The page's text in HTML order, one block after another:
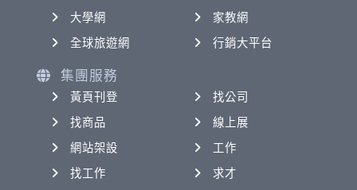
大學網
家教網
全球旅遊網
行銷大平台
集團服務
黃頁刊登
找公司
找商品
線上展
網站架設
工作
找工作
求才